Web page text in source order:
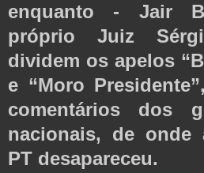
enquanto - Jair
próprio Juiz
dividem os apelos
e “Moro
comentários dos
nacionais, de onde
PT desapareceu.